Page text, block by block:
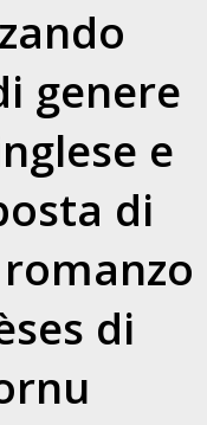
genere
e
di
di